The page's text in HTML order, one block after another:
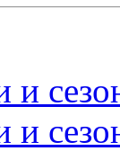
и
и